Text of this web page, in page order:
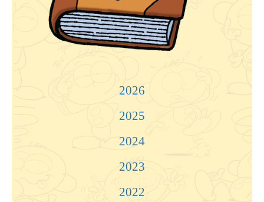
2026
2025
2024
2023
2022